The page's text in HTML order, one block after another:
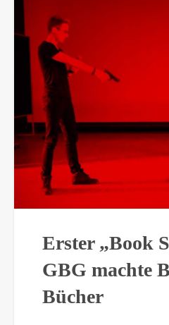
Erster „Book
GBG machte
Bücher